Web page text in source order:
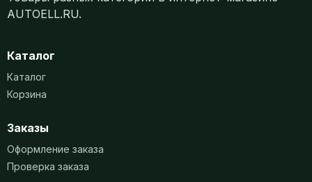
AUTOELL.RU.
Каталог
Каталог
Корзина
Заказы
Оформление заказа
Проверка заказа